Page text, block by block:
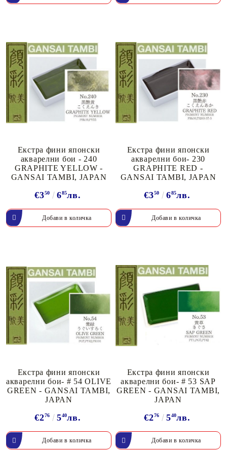
Екстра фини японски
акварелни бои - 240
GRAPHITE YELLOW -
GANSAI TAMBI, JAPAN
€350 685лв.
Екстра фини японски
акварелни бои- 230
GRAPHITE RED -
GANSAI TAMBI, JAPAN
€350 685лв.
Екстра фини японски
акварелни бои- # 54 OLIVE
GREEN - GANSAI TAMBI,
JAPAN
€276 540лв.
Екстра фини японски
акварелни бои- # 53 SAP
GREEN - GANSAI TAMBI,
JAPAN
€276 540лв.